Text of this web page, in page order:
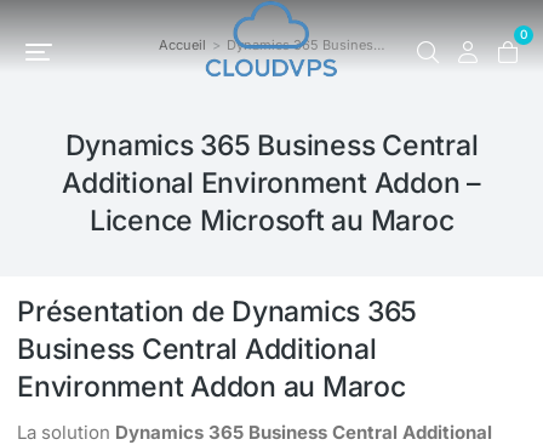
0
Vous êtes ici :Accueil Dynamics 365 Busines…
Dynamics 365 Business Central
Additional Environment Addon –
Licence Microsoft au Maroc
Présentation de Dynamics 365
Business Central Additional
Environment Addon au Maroc
La solution Dynamics 365 Business Central Additional